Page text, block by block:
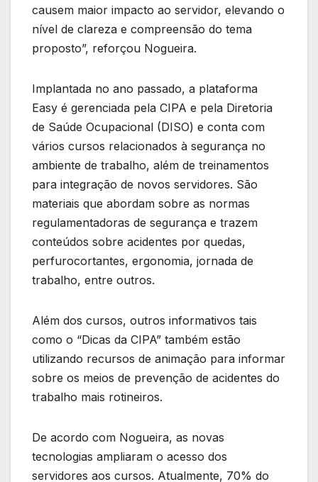
causem maior impacto ao servidor, elevando o
nível de clareza e compreensão do tema
proposto”, reforçou Nogueira.
Implantada no ano passado, a plataforma
Easy é gerenciada pela CIPA e pela Diretoria
de Saúde Ocupacional (DISO) e conta com
vários cursos relacionados à segurança no
ambiente de trabalho, além de treinamentos
para integração de novos servidores. São
materiais que abordam sobre as normas
regulamentadoras de segurança e trazem
conteúdos sobre acidentes por quedas,
perfurocortantes, ergonomia, jornada de
trabalho, entre outros.
Além dos cursos, outros informativos tais
como o “Dicas da CIPA” também estão
utilizando recursos de animação para informar
sobre os meios de prevenção de acidentes do
trabalho mais rotineiros.
De acordo com Nogueira, as novas
tecnologias ampliaram o acesso dos
servidores aos cursos. Atualmente, 70% do